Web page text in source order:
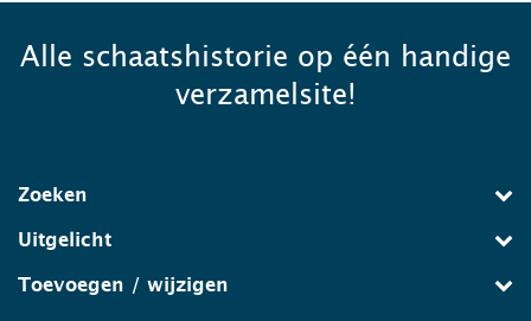
Alle schaatshistorie op één handige
verzamelsite!
Zoeken
Uitgelicht
Toevoegen / wijzigen